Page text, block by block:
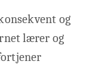
og
lærer og